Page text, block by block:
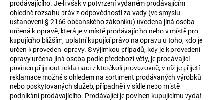
prodávajícího. Je-li však v potvrzení vydaném prodávajícím
ohledně rozsahu práv z odpovědnosti za vady (ve smyslu
ustanovení § 2166 občanského zákoníku) uvedena jiná osoba
určená k opravě, která je v místě prodávajícího nebo v místě pro
kupujícího bližším, uplatní kupující právo na opravu u toho, kdo je
určen k provedení opravy. S výjimkou případů, kdy je k provedení
opravy určena jiná osoba podle předchozí věty, je prodávající
povinen přijmout reklamaci v kterékoli provozovně, v níž je přijetí
reklamace možné s ohledem na sortiment prodávaných výrobků
nebo poskytovaných služeb, případně i v sídle nebo místě
podnikání prodávajícího. Prodávající je povinen kupujícímu vydat